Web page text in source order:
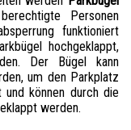
Personen
funktioniert
hochgeklappt,
Der Bügel kann
um den Parkplatz
können durch die
werden.